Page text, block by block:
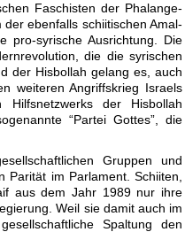
Faschisten der Phalange-
ebenfalls schiitischen Amal-
pro-syrische Ausrichtung. Die
die die syrischen
der Hisbollah gelang es, auch
weiteren Angriffskrieg Israels
der Hisbollah
“Partei Gottes”, die
Gruppen und
im Parlament. Schiiten,
aus dem Jahr 1989 nur ihre
Weil sie damit auch im
Spaltung den